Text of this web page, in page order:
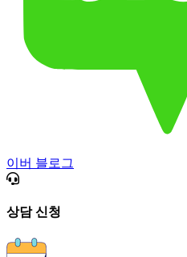
이버 블로그
상담 신청